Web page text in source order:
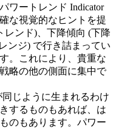
ワートレンド Indicator
な視覚的なヒントを提
レンド)、下降傾向 (下降
ンジ) で行き詰まってい
。これにより、貴重な
略の他の側面に集中で
じように生まれるわけ
するものもあれば、は
のもあります。パワー